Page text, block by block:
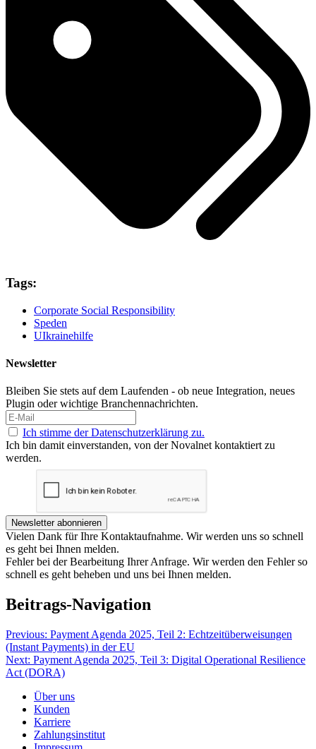
Tags:
Corporate Social Responsibility
Speden
UIkrainehilfe
Newsletter
Bleiben Sie stets auf dem Laufenden - ob neue Integration, neues
Plugin oder wichtige Branchennachrichten.
Ich stimme der Datenschutzerklärung zu.
Ich bin damit einverstanden, von der Novalnet kontaktiert zu
werden.
Newsletter abonnieren
Vielen Dank für Ihre Kontaktaufnahme. Wir werden uns so schnell
es geht bei Ihnen melden.
Fehler bei der Bearbeitung Ihrer Anfrage. Wir werden den Fehler so
schnell es geht beheben und uns bei Ihnen melden.
Beitrags-Navigation
Previous: Payment Agenda 2025, Teil 2: Echtzeitüberweisungen
(Instant Payments) in der EU
Next: Payment Agenda 2025, Teil 3: Digital Operational Resilience
Act (DORA)
Über uns
Kunden
Karriere
Zahlungsinstitut